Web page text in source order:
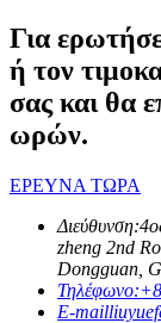
Για
ή τον
σας και θα
ωρών.
ΕΡΕΥΝΑ ΤΩΡΑ
Διεύθυνση:
zheng 2nd
Dongguan,
Τηλέφωνο:
E-mail